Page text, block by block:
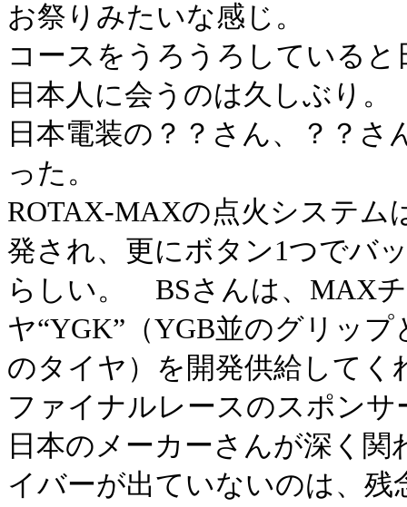
お祭りみたいな感じ。
コースをうろうろしている
日本人に会うのは久しぶり。
日本電装の？？さん、？？
った。
ROTAX-MAXの点火システム
発され、更にボタン1つでバ
らしい。 BSさんは、MAX
ヤ“YGK”（YGB並のグリッ
のタイヤ）を開発供給して
ファイナルレースのスポンサ
日本のメーカーさんが深く
イバーが出ていないのは、